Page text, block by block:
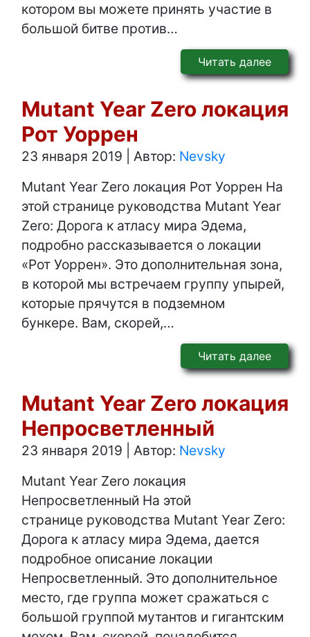
котором вы можете принять участие в
большой битве против…
Читать далее
Mutant Year Zero локация
Рот Уоррен
23 января 2019 Автор: Nevsky
Mutant Year Zero локация Рот Уоррен На
этой странице руководства Mutant Year
Zero: Дорога к атласу мира Эдема,
подробно рассказывается о локации
«Рот Уоррен». Это дополнительная зона,
в которой мы встречаем группу упырей,
которые прячутся в подземном
бункере. Вам, скорей,…
Читать далее
Mutant Year Zero локация
Непросветленный
23 января 2019 Автор: Nevsky
Mutant Year Zero локация
Непросветленный На этой
странице руководства Mutant Year Zero:
Дорога к атласу мира Эдема, дается
подробное описание локации
Непросветленный. Это дополнительное
место, где группа может сражаться с
большой группой мутантов и гигантским